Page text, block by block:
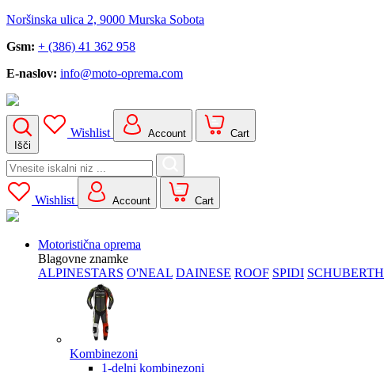
Noršinska ulica 2, 9000 Murska Sobota
Gsm: + (386) 41 362 958
E-naslov: info@moto-oprema.com
Išči
Wishlist Account Cart
Search
for:
Wishlist
Account Cart
Motoristična oprema
Blagovne znamke
ALPINESTARS O'NEAL DAINESE ROOF SPIDI SCHUBERTH
Kombinezoni
1-delni kombinezoni